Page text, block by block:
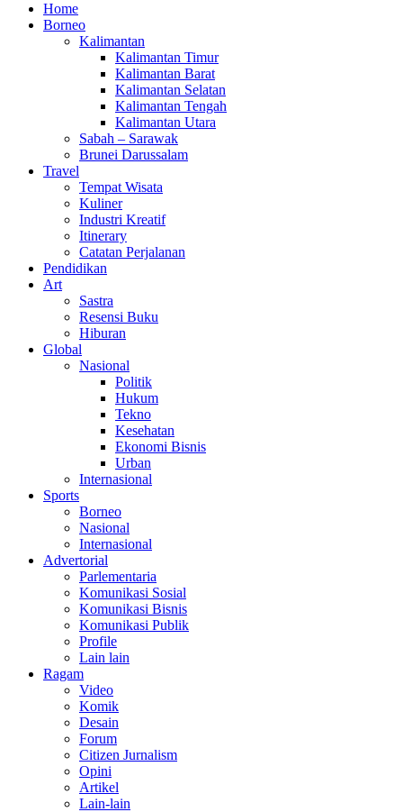
Home
Borneo
Kalimantan
Kalimantan Timur
Kalimantan Barat
Kalimantan Selatan
Kalimantan Tengah
Kalimantan Utara
Sabah – Sarawak
Brunei Darussalam
Travel
Tempat Wisata
Kuliner
Industri Kreatif
Itinerary
Catatan Perjalanan
Pendidikan
Art
Sastra
Resensi Buku
Hiburan
Global
Nasional
Politik
Hukum
Tekno
Kesehatan
Ekonomi Bisnis
Urban
Internasional
Sports
Borneo
Nasional
Internasional
Advertorial
Parlementaria
Komunikasi Sosial
Komunikasi Bisnis
Komunikasi Publik
Profile
Lain lain
Ragam
Video
Komik
Desain
Forum
Citizen Jurnalism
Opini
Artikel
Lain-lain